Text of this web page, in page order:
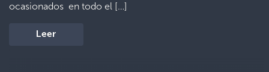
ocasionados en todo el […]
Leer